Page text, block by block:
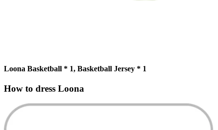
Loona Basketball * 1, Basketball Jersey * 1
How to dress Loona